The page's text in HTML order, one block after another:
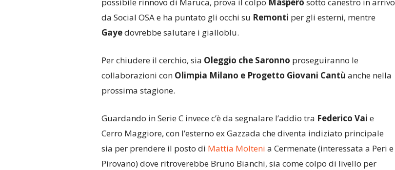
da Social OSA e ha puntato gli occhi su Remonti per gli esterni, mentre
Gayedovrebbe salutare i gialloblu.
Per chiudere il cerchio, sia Oleggio che Saronno proseguiranno le
collaborazioni con Olimpia Milano e Progetto Giovani Cantù anche nella
prossima stagione.
Guardando in Serie C invece c’è da segnalare l’addio tra Federico Vai e
Cerro Maggiore, con l’esterno ex Gazzada che diventa indiziato principale
sia per prendere il posto di Mattia Molteni a Cermenate (interessata a Peri e
Pirovano) dove ritroverebbe Bruno Bianchi, sia come colpo di livello per